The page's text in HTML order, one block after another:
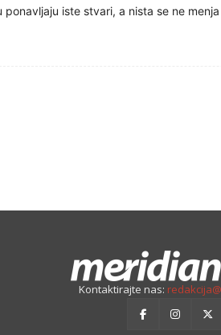
iste stvari, a nista se ne menja
Kontaktirajte nas: